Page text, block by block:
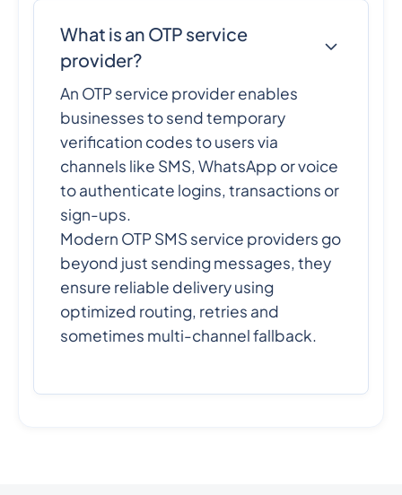
What is an OTP service
provider?
An OTP service provider enables
businesses to send temporary
verification codes to users via
channels like SMS, WhatsApp or voice
to authenticate logins, transactions or
sign-ups.
Modern OTP SMS service providers go
beyond just sending messages, they
ensure reliable delivery using
optimized routing, retries and
sometimes multi-channel fallback.